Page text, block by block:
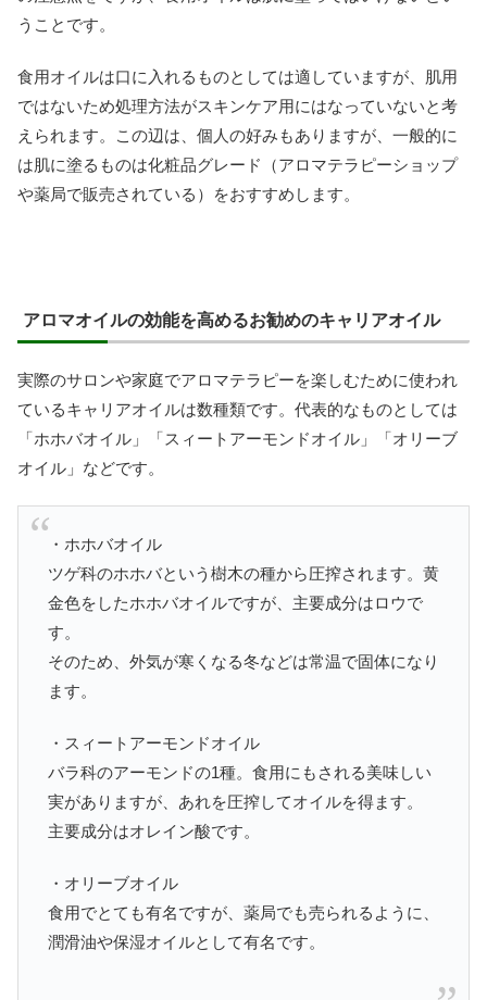
うことです。
食用オイルは口に入れるものとしては適していますが、肌用
ではないため処理方法がスキンケア用にはなっていないと考
えられます。この辺は、個人の好みもありますが、一般的に
は肌に塗るものは化粧品グレード（アロマテラピーショップ
や薬局で販売されている）をおすすめします。
アロマオイルの効能を高めるお勧めのキャリアオイル
実際のサロンや家庭でアロマテラピーを楽しむために使われ
ているキャリアオイルは数種類です。代表的なものとしては
「ホホバオイル」「スィートアーモンドオイル」「オリーブ
オイル」などです。
・ホホバオイル
ツゲ科のホホバという樹木の種から圧搾されます。黄
金色をしたホホバオイルですが、主要成分はロウで
す。
そのため、外気が寒くなる冬などは常温で固体になり
ます。
・スィートアーモンドオイル
バラ科のアーモンドの1種。食用にもされる美味しい
実がありますが、あれを圧搾してオイルを得ます。
主要成分はオレイン酸です。
・オリーブオイル
食用でとても有名ですが、薬局でも売られるように、
潤滑油や保湿オイルとして有名です。